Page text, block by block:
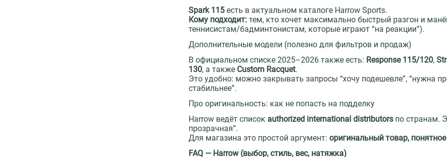
Spark 115 есть в актуальном каталоге Harrow Sports.
Кому подходит: тем, кто хочет максимально быстрый разгон и
теннисистам/бадминтонистам, которые играют “на реакции”).
Дополнительные модели (полезно для фильтров и продаж)
В официальном списке 2025–2026 также есть: Response 115/120,
130, а также Custom Racquet.
Это удобно: можно закрывать запросы “хочу подешевле”, “нужна
стабильнее”.
Про оригинальность: как не попасть на подделку
Harrow ведёт список authorized international distributors по странам.
прозрачная”.
Для магазина это простой аргумент:оригинальный товар,
FAQ — Harrow (выбор, стиль, вес, натяжка)